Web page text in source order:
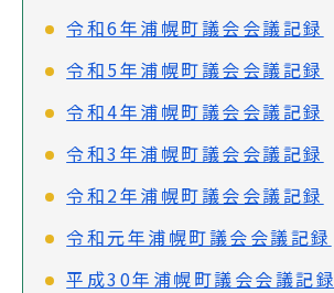
令和6年浦幌町議会会議記録
令和5年浦幌町議会会議記録
令和4年浦幌町議会会議記録
令和3年浦幌町議会会議記録
令和2年浦幌町議会会議記録
令和元年浦幌町議会会議記録
平成30年浦幌町議会会議記録